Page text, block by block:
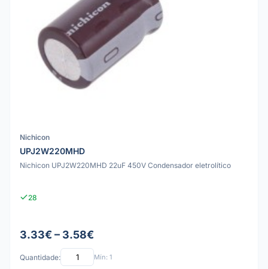
Nichicon
UPJ2W220MHD
Nichicon UPJ2W220MHD 22uF 450V Condensador eletrolítico
28
3.33€ – 3.58€
Quantidade: Mín: 1